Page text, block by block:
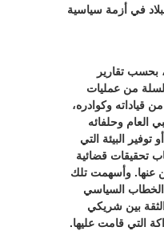
في أزمة سياسية
بحسب تقارير
من عمليات
قياداته وكوادره،
العام وحلفائه
توفير البيئة التي
تحقيقات قضائية
عنها. وأسهمت تلك
الخطاب السياسي
بين شريكي
التي قامت عليها.